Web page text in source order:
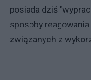
posiada dziś
sposoby
związanych z